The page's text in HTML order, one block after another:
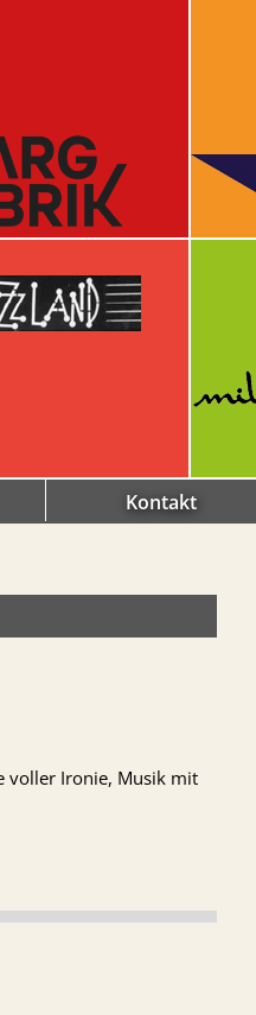
Kontakt
voller Ironie, Musik mit